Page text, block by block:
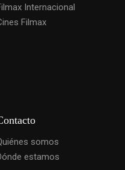
Internacional
Filmax
somos
estamos